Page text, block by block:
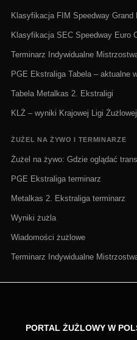
Klasyfikacja FIM Speedway Grand
Klasyfikacja SEC Speedway Euro
Terminarz Indywidualne
PGE Ekstraliga Tabela – aktualne
Tabela Metalkas 2. Ekstraligi
KLŻ – wyniki Krajowej Ligi Żużlowej
ŻUŻEL NA ŻYWO I TERMINARZE
Żużel na żywo: Gdzie oglądać
PGE Ekstraliga terminarz
Metalkas 2. Ekstraliga terminarz
Wyniki żużla
Wiadomości żużlowe
Terminarz Indywidualne
PORTAL ŻUŻLOWY W